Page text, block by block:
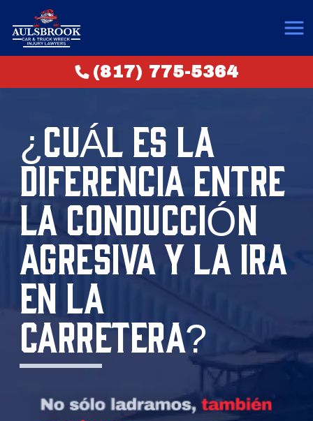
(817) 775-5364
¿CUÁL ES LA
DIFERENCIA ENTRE
LA CONDUCCIÓN
AGRESIVA Y LA IRA
EN LA
CARRETERA?